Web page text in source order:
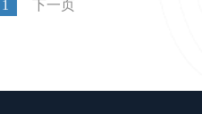
1 下一页